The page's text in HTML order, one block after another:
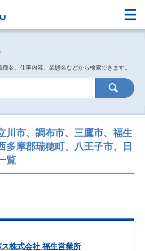
名、仕事内容、業態名などから検索できます。
川市、調布市、三鷹市、福生
多摩郡瑞穂町、八王子市、日
覧
株式会社 福生営業所